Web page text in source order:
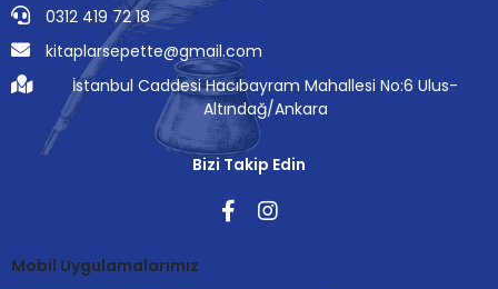
0312 419 72 18
kitaplarsepette@gmail.com
İstanbul Caddesi Hacıbayram Mahallesi No:6 Ulus-
Altındağ/Ankara
Bizi Takip Edin
Mobil Uygulamalarımız